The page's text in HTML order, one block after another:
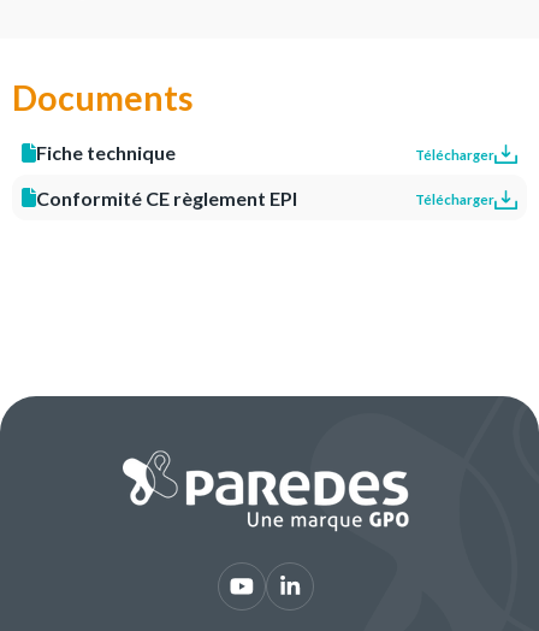
Documents
Fiche technique Télécharger
Conformité CE règlement EPI Télécharger